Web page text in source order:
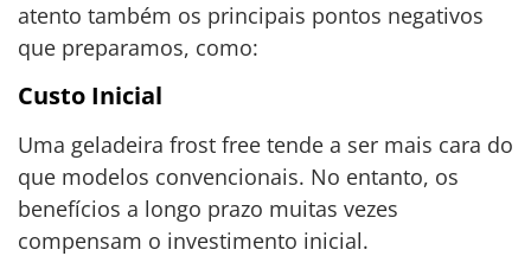
atento também os principais pontos negativos
que preparamos, como:
Custo Inicial
Uma geladeira frost free tende a ser mais cara do
que modelos convencionais. No entanto, os
benefícios a longo prazo muitas vezes
compensam o investimento inicial.